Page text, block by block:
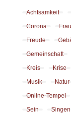
Achtsamkeit
Corona
Freude
Gemeinschaft
Kreis
Krise
Musik
Natur
Online-Tempel
Sein
Singen